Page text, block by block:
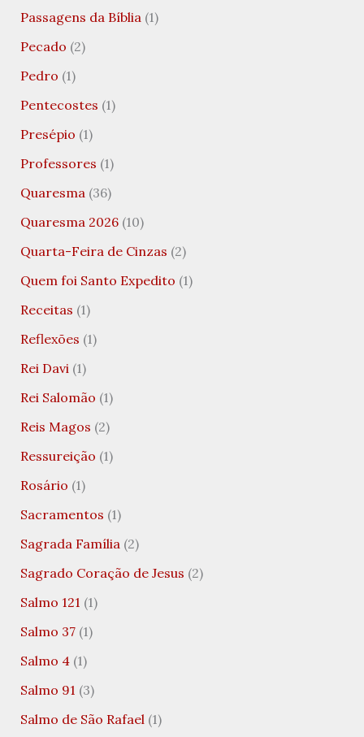
Passagens da Bíblia(1)
Pecado (2)
Pedro (1)
Pentecostes (1)
Presépio (1)
Professores (1)
Quaresma(36)
Quaresma 2026(10)
Quarta-Feira de Cinzas (2)
Quem foi Santo Expedito (1)
Receitas (1)
Reflexões (1)
Rei Davi(1)
Rei Salomão (1)
Reis Magos (2)
Ressureição (1)
Rosário (1)
Sacramentos (1)
Sagrada Família(2)
Sagrado Coração de Jesus (2)
Salmo 121 (1)
Salmo 37(1)
Salmo 4(1)
Salmo 91 (3)
Salmo de São Rafael(1)